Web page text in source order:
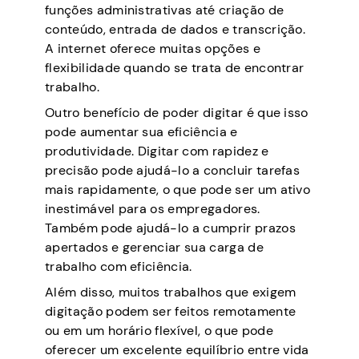
funções administrativas até criação de
conteúdo, entrada de dados e transcrição.
A internet oferece muitas opções e
flexibilidade quando se trata de encontrar
trabalho.
Outro benefício de poder digitar é que isso
pode aumentar sua eficiência e
produtividade. Digitar com rapidez e
precisão pode ajudá-lo a concluir tarefas
mais rapidamente, o que pode ser um ativo
inestimável para os empregadores.
Também pode ajudá-lo a cumprir prazos
apertados e gerenciar sua carga de
trabalho com eficiência.
Além disso, muitos trabalhos que exigem
digitação podem ser feitos remotamente
ou em um horário flexível, o que pode
oferecer um excelente equilíbrio entre vida